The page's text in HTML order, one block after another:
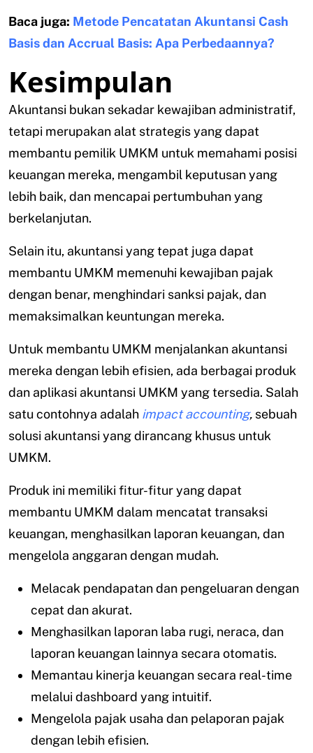
Baca juga: Metode Pencatatan Akuntansi Cash
Basis dan Accrual Basis: Apa Perbedaannya?
Kesimpulan
Akuntansi bukan sekadar kewajiban administratif,
tetapi merupakan alat strategis yang dapat
membantu pemilik UMKM untuk memahami posisi
keuangan mereka, mengambil keputusan yang
lebih baik, dan mencapai pertumbuhan yang
berkelanjutan.
Selain itu, akuntansi yang tepat juga dapat
membantu UMKM memenuhi kewajiban pajak
dengan benar, menghindari sanksi pajak, dan
memaksimalkan keuntungan mereka.
Untuk membantu UMKM menjalankan akuntansi
mereka dengan lebih efisien, ada berbagai produk
dan aplikasi akuntansi UMKM yang tersedia. Salah
satu contohnya adalah impact accounting, sebuah
solusi akuntansi yang dirancang khusus untuk
UMKM.
Produk ini memiliki fitur-fitur yang dapat
membantu UMKM dalam mencatat transaksi
keuangan, menghasilkan laporan keuangan, dan
mengelola anggaran dengan mudah.
Melacak pendapatan dan pengeluaran dengan
cepat dan akurat.
Menghasilkan laporan laba rugi, neraca, dan
laporan keuangan lainnya secara otomatis.
Memantau kinerja keuangan secara real-time
melalui dashboard yang intuitif.
Mengelola pajak usaha dan pelaporan pajak
dengan lebih efisien.